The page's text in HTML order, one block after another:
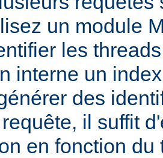
un module
les
interne un
des
il suffit
en fonction du